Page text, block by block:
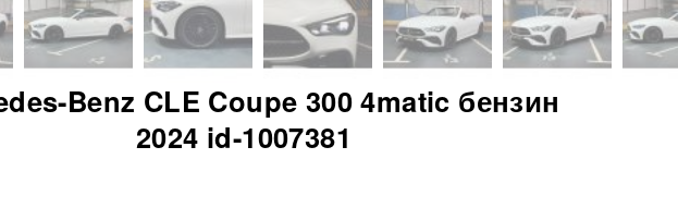
Benz CLE Coupe 300 4matic бензин
2024 id-1007381